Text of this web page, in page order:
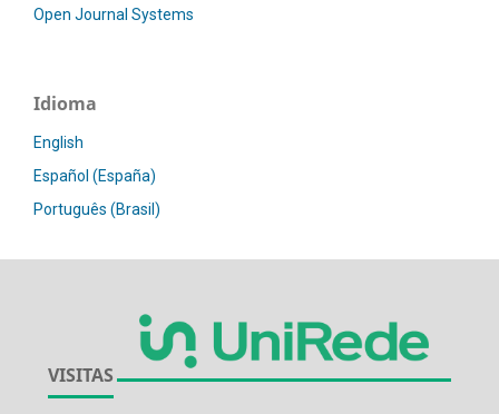
Open Journal Systems
Idioma
English
Español (España)
Português (Brasil)
VISITAS